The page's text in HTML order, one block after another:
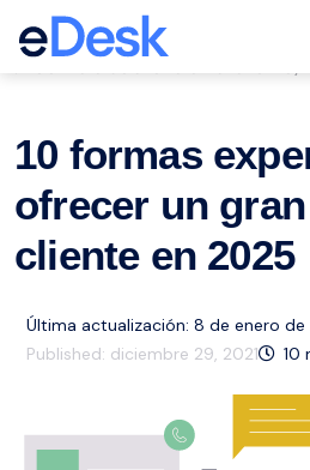
eCommerce Support Central
10 formas
ofrecer un
cliente en 2025
Última actualización: 8 de enero
Published: diciembre 29, 2021 10